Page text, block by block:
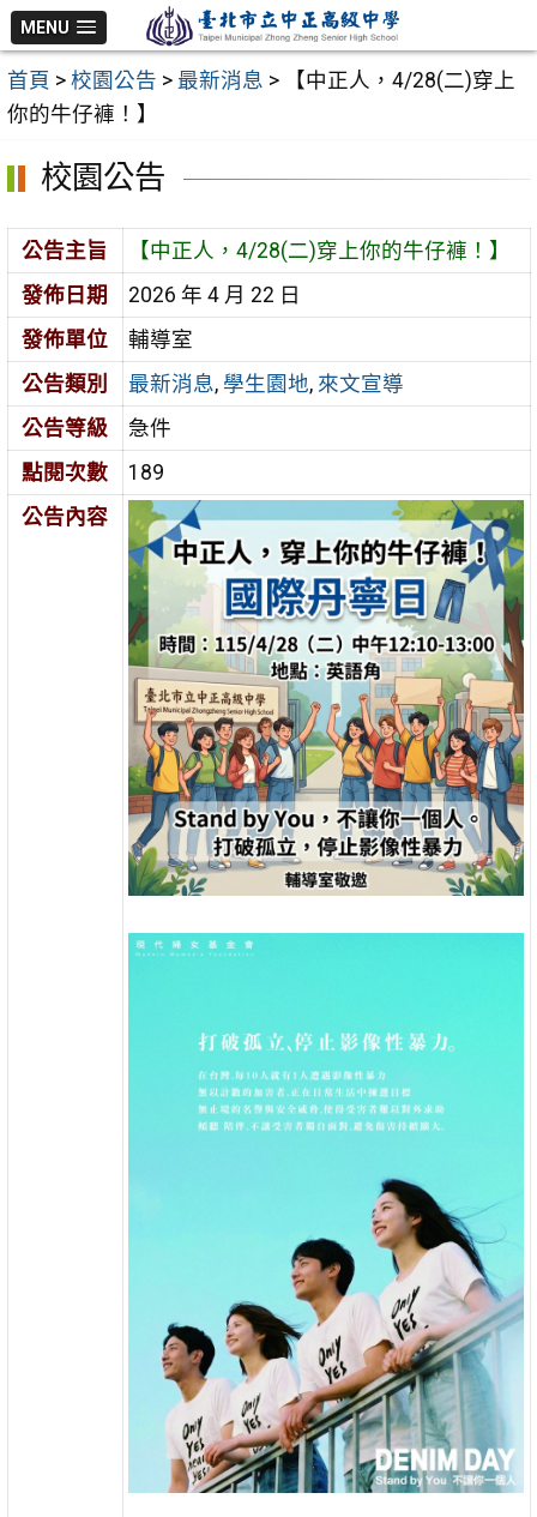
跳
至
主
要
MENU
首頁 > 校園公告 > 最新消息 >
【中正人，4/28(二)穿上
你的牛仔褲！】
校園公告
公告主旨
【中正人，4/28(二)穿上你的牛仔褲！】
發佈日期
2026 年 4 月 22 日
發佈單位
輔導室
公告類別
最新消息, 學生園地, 來文宣導
公告等級
急件
點閱次數
189
公告內容